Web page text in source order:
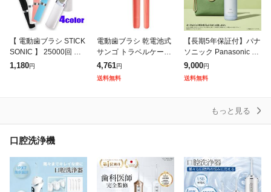
【 電動歯ブラシ STICK
SONIC 】 25000回 携
帯歯ブラシ 音波振動歯
1,180円
電動歯ブラシ 乾電池式
サンゴ トラベルケース
付属 歯磨き フィリップ
ス HY1100/31
4,761円
送料無料
【長期5年保証付】パナ
ソニック Panasonic E
W-DJ11-A(青) ジェット
ウォッシャードルツ ジ
9,000円
送料無料
もっと見る
口腔洗浄機